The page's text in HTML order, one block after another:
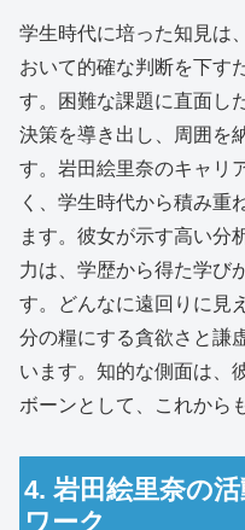
学生時代に培った知見は
おいて的確な判断を下す
す。困難な課題に直面し
決策を導き出し、周囲を
す。岩田絵里奈のキャリ
く、学生時代から積み重
ます。彼女が示す高い分
力は、学歴から得た学び
す。どんなに遠回りに見
分の糧にする貪欲さと謙
います。知的な側面は、
ボーンとして、これから
4. 岩田絵里奈の
ワーク